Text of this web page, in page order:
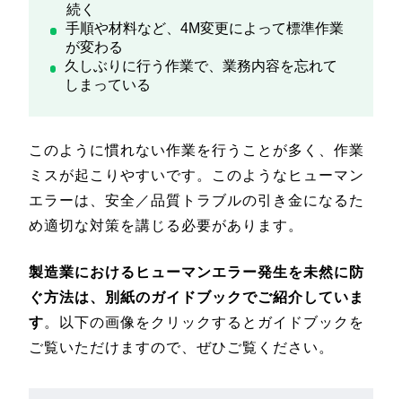
続く
手順や材料など、4M変更によって標準作業
が変わる
久しぶりに行う作業で、業務内容を忘れて
しまっている
このように慣れない作業を行うことが多く、作業
ミスが起こりやすいです。このようなヒューマン
エラーは、安全／品質トラブルの引き金になるた
め適切な対策を講じる必要があります。
製造業におけるヒューマンエラー発生を未然に防
ぐ方法は、別紙のガイドブックでご紹介していま
す。以下の画像をクリックするとガイドブックを
ご覧いただけますので、ぜひご覧ください。